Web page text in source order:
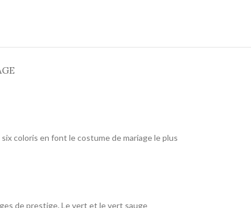
coloris en font le costume de mariage le plus
de prestige. Le vert et le vert sauge